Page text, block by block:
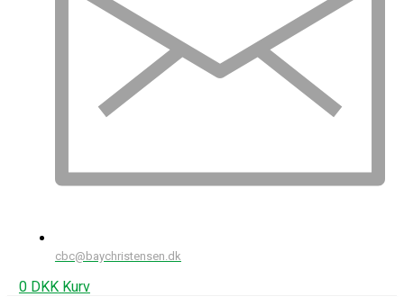
cbc@baychristensen.dk
0 DKK Kurv